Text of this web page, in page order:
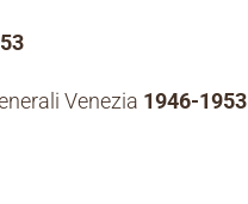
Venezia 1946-1953